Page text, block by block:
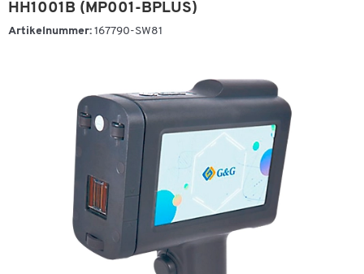
HH1001B (MP001-BPLUS)
Artikelnummer: 167790-SW81